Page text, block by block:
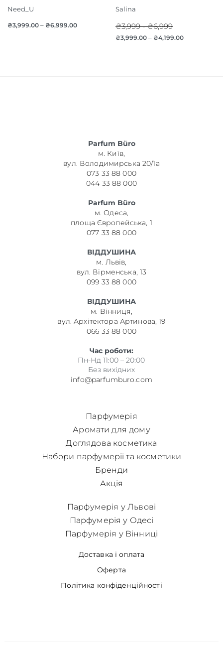
Need_U
₴3,999.00 – ₴6,999.00
Salina
₴3,999 - ₴6,999
₴3,999.00 – ₴4,199.00
Parfum Büro
м. Київ,
вул. Володимирська 20/1а
073 33 88 000
044 33 88 000
Parfum Büro
м. Одеса,
площа Європейська, 1
077 33 88 000
ВІДДУШИНА
м. Львів,
вул. Вірменська, 13
099 33 88 000
ВІДДУШИНА
м. Вінниця,
вул. Архітектора Артинова, 19
066 33 88 000
Час роботи:
Пн-Нд 11:00 – 20:00
Без вихідних
info@parfumburo.com
Парфумерія
Аромати для дому
Доглядова косметика
Набори парфумерії та косметики
Бренди
Акція
Доставка і оплата
Оферта
Політика конфіденційності
Парфумерія у Львові
Парфумерія у Одесі
Парфумерія у Вінниці